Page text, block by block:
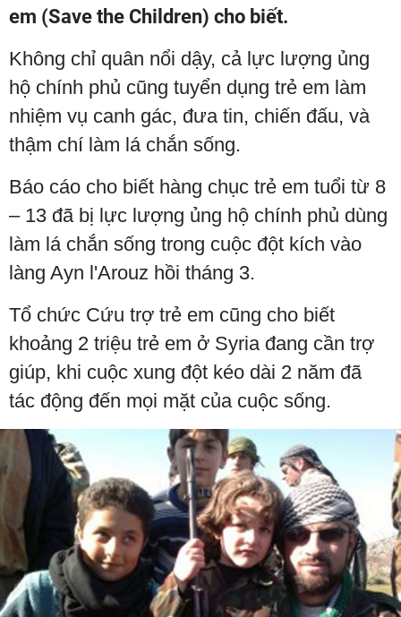
em (Save the Children) cho biết.
Không chỉ quân nổi dậy, cả lực lượng ủng
hộ chính phủ cũng tuyển dụng trẻ em làm
nhiệm vụ canh gác, đưa tin, chiến đấu, và
thậm chí làm lá chắn sống.
Báo cáo cho biết hàng chục trẻ em tuổi từ 8
– 13 đã bị lực lượng ủng hộ chính phủ dùng
làm lá chắn sống trong cuộc đột kích vào
làng Ayn l'Arouz hồi tháng 3.
Tổ chức Cứu trợ trẻ em cũng cho biết
khoảng 2 triệu trẻ em ở Syria đang cần trợ
giúp, khi cuộc xung đột kéo dài 2 năm đã
tác động đến mọi mặt của cuộc sống.